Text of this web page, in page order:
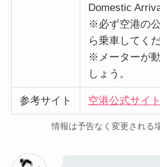
Domestic
※必ず空港の
ら乗車してくだ
※メーターが
しょう。
参考サイト 空港公式サイ
情報は予告なく変更される